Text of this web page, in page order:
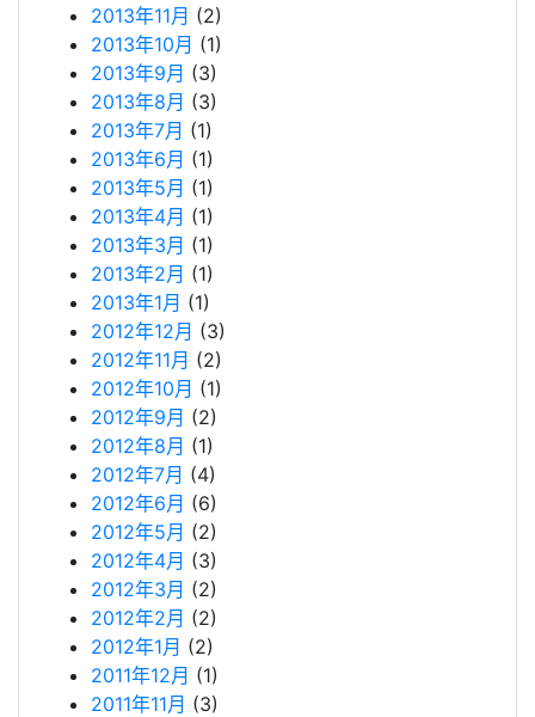
2013年11月 (2)
2013年10月 (1)
2013年9月 (3)
2013年8月 (3)
2013年7月 (1)
2013年6月 (1)
2013年5月 (1)
2013年4月 (1)
2013年3月 (1)
2013年2月 (1)
2013年1月 (1)
2012年12月 (3)
2012年11月 (2)
2012年10月 (1)
2012年9月 (2)
2012年8月 (1)
2012年7月 (4)
2012年6月 (6)
2012年5月 (2)
2012年4月 (3)
2012年3月 (2)
2012年2月 (2)
2012年1月 (2)
2011年12月 (1)
2011年11月 (3)